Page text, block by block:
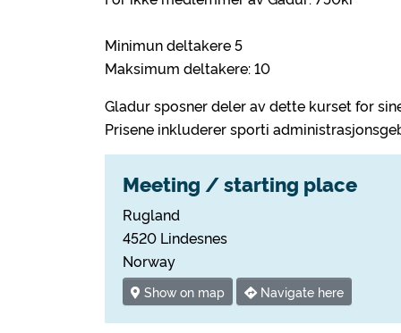
Minimun deltakere 5
Maksimum deltakere: 10
Gladur sposner deler av dette kurset for
Prisene inkluderer sporti
Meeting / starting place
Rugland
4520 Lindesnes
Norway
Show on map Navigate here